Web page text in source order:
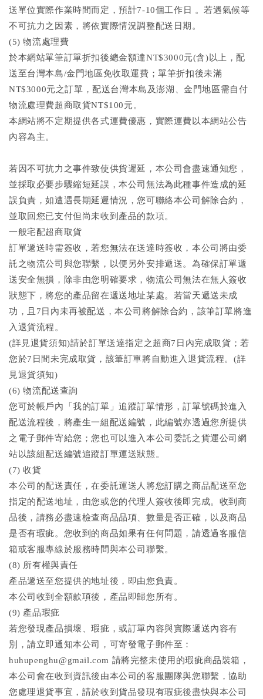
送單位實際作業時間而定，預計7-10個工作日 。若遇氣候等
不可抗力之因素，將依實際情況調整配送日期。
(5) 物流處理費
於本網站單筆訂單折扣後總金額達NT$3000元(含)以上，配
送至台灣本島/金門地區免收取運費；單筆折扣後未滿
NT$3000元之訂單，配送台灣本島及澎湖、金門地區需自付
物流處理費超商取貨NT$100元。
本網站將不定期提供各式運費優惠，實際運費以本網站公告
內容為主。
若因不可抗力之事件致使供貨遲延，本公司會盡速通知您，
並採取必要步驟縮短延誤，本公司無法為此種事件造成的延
誤負責，如遭遇長期延遲情況，您可聯絡本公司解除合約，
並取回您已支付但尚未收到產品的款項。
一般宅配超商取貨
訂單遞送時需簽收，若您無法在送達時簽收，本公司將由委
託之物流公司與您聯繫，以便另外安排遞送。為確保訂單遞
送安全無損，除非由您明確要求，物流公司無法在無人簽收
狀態下，將您的產品留在遞送地址某處。若當天遞送未成
功，且7日內未再被配送，本公司將解除合約，該筆訂單將進
入退貨流程。
(詳見退貨須知)請於訂單送達指定之超商7日內完成取貨；若
您於7日間未完成取貨，該筆訂單將自動進入退貨流程。(詳
見退貨須知)
(6) 物流配送查詢
您可於帳戶內「我的訂單」追蹤訂單情形，訂單號碼於進入
配送流程後，將產生一組配送編號，此編號亦透過您所提供
之電子郵件寄給您；您也可以進入本公司委託之貨運公司網
站以該組配送編號追蹤訂單運送狀態。
(7) 收貨
本公司的配送責任，在委託運送人將您訂購之商品配送至您
指定的配送地址，由您或您的代理人簽收後即完成。收到商
品後，請務必盡速檢查商品品項、數量是否正確，以及商品
是否有瑕疵。您收到的商品如果有任何問題，請透過客服信
箱或客服專線於服務時間與本公司聯繫。
(8) 所有權與責任
產品遞送至您提供的地址後，即由您負責。
本公司收到全額款項後，產品即歸您所有。
(9) 產品瑕疵
若您發現產品損壞、瑕疵，或訂單內容與實際遞送內容有
別，請立即通知本公司，可寄發電子郵件至：
huhupenghu@gmail.com 請將完整未使用的瑕疵商品裝箱，
本公司會在收到資訊後由本公司的客服團隊與您聯繫，協助
您處理退貨事宜，請於收到貨品發現有瑕疵後盡快與本公司